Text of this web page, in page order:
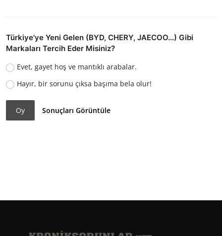
Türkiye'ye Yeni Gelen (BYD, CHERY, JAECOO...) Gibi
Markaları Tercih Eder Misiniz?
Evet, gayet hoş ve mantıklı arabalar.
Hayır, bir sorunu çıksa başıma bela olur!
Oy Sonuçları Görüntüle